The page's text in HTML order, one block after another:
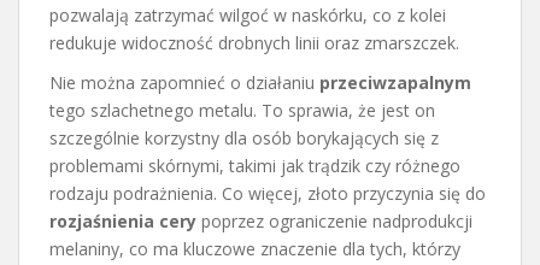
pozwalają zatrzymać wilgoć w naskórku, co z kolei
redukuje widoczność drobnych linii oraz zmarszczek.
Nie można zapomnieć o działaniu przeciwzapalnym
tego szlachetnego metalu. To sprawia, że jest on
szczególnie korzystny dla osób borykających się z
problemami skórnymi, takimi jak trądzik czy różnego
rodzaju podrażnienia. Co więcej, złoto przyczynia się do
rozjaśnienia cery poprzez ograniczenie nadprodukcji
melaniny, co ma kluczowe znaczenie dla tych, którzy